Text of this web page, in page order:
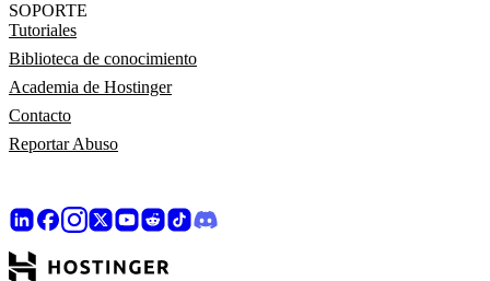
SOPORTE
Tutoriales
Biblioteca de conocimiento
Academia de Hostinger
Contacto
Reportar Abuso